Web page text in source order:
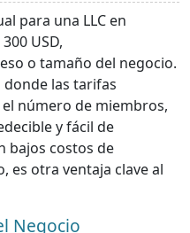
para una LLC en
USD,
o tamaño del negocio.
las tarifas
número de miembros,
y fácil de
bajos costos de
es otra ventaja clave al
Negocio